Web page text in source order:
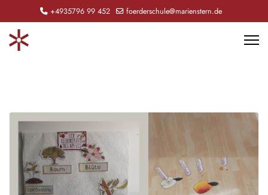
+4935796 99 452 foerderschule@marienstern.de